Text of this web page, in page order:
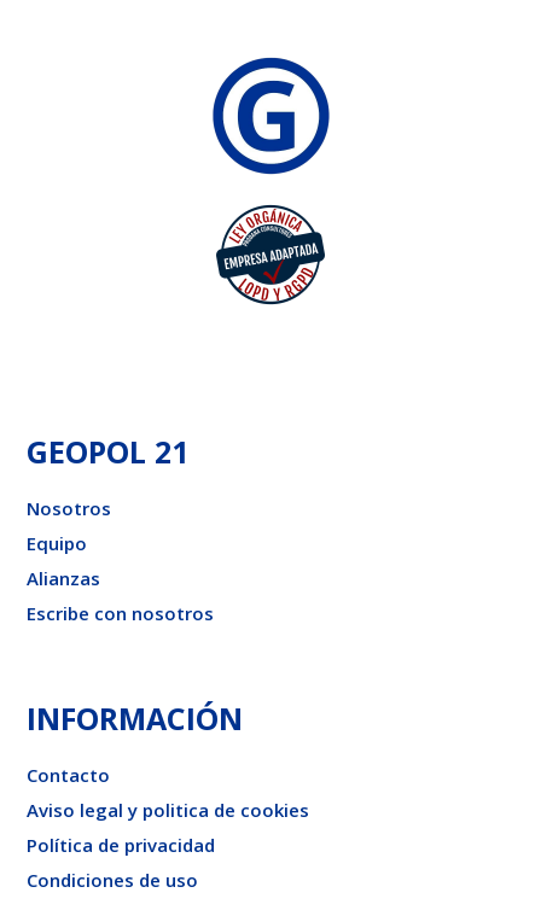
GEOPOL 21
Nosotros
Equipo
Alianzas
Escribe con nosotros
INFORMACIÓN
Contacto
Aviso legal y politica de cookies
Política de privacidad
Condiciones de uso